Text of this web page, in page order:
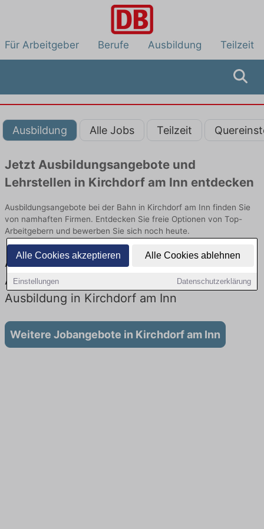
Alle Cookies akzeptieren Alle Cookies ablehnen
Einstellungen Datenschutzerklärung
Für Arbeitgeber Berufe Ausbildung Teilzeit
Ausbildung Alle Jobs Teilzeit
Jetzt Ausbildungsangebote und
Lehrstellen in Kirchdorf am Inn entdecken
Ausbildungsangebote bei der Bahn in Kirchdorf am Inn finden Sie
von namhaften Firmen. Entdecken Sie freie Optionen von Top-
Arbeitgebern und bewerben Sie sich noch heute.
Ausbildung in Kirchdorf am Inn bei der Bahn:
Aktuell gibt es keine Stellenangebote für
Ausbildung in Kirchdorf am Inn
Weitere Jobangebote in Kirchdorf am Inn